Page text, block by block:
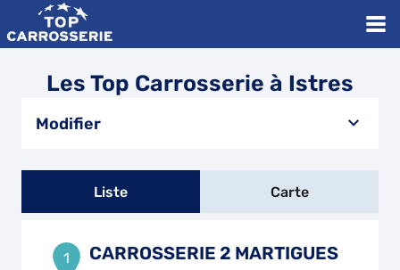
Les Top Carrosserie à Istres
Modifier
Liste Carte
1 CARROSSERIE 2 MARTIGUES